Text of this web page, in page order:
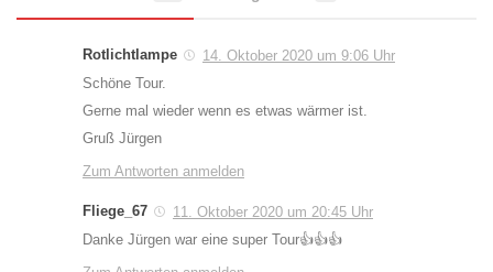
Rotlichtlampe
14. Oktober 2020 um 9:06 Uhr
Schöne Tour.
Gerne mal wieder wenn es etwas wärmer ist.
Gruß Jürgen
Zum Antworten anmelden
Fliege_67
11. Oktober 2020 um 20:45 Uhr
Danke Jürgen war eine super Tour👍👍👍